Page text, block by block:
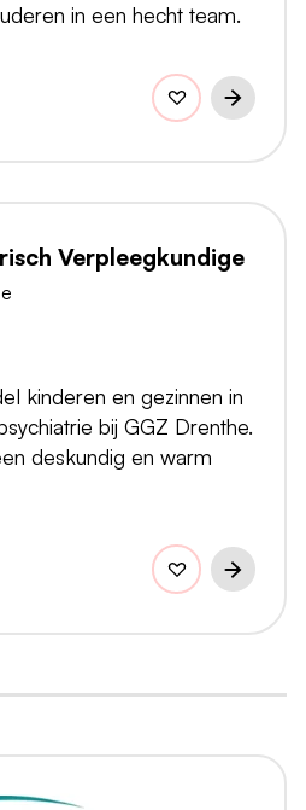
in een hecht team.
Verpleegkundige
kinderen en gezinnen in
bij GGZ Drenthe.
deskundig en warm